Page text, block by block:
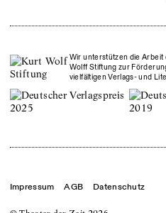
Wir unterstützen die Arbeit
Wolff Stiftung zur
vielfältigen Verlags- und
Impressum AGB Datenschutz